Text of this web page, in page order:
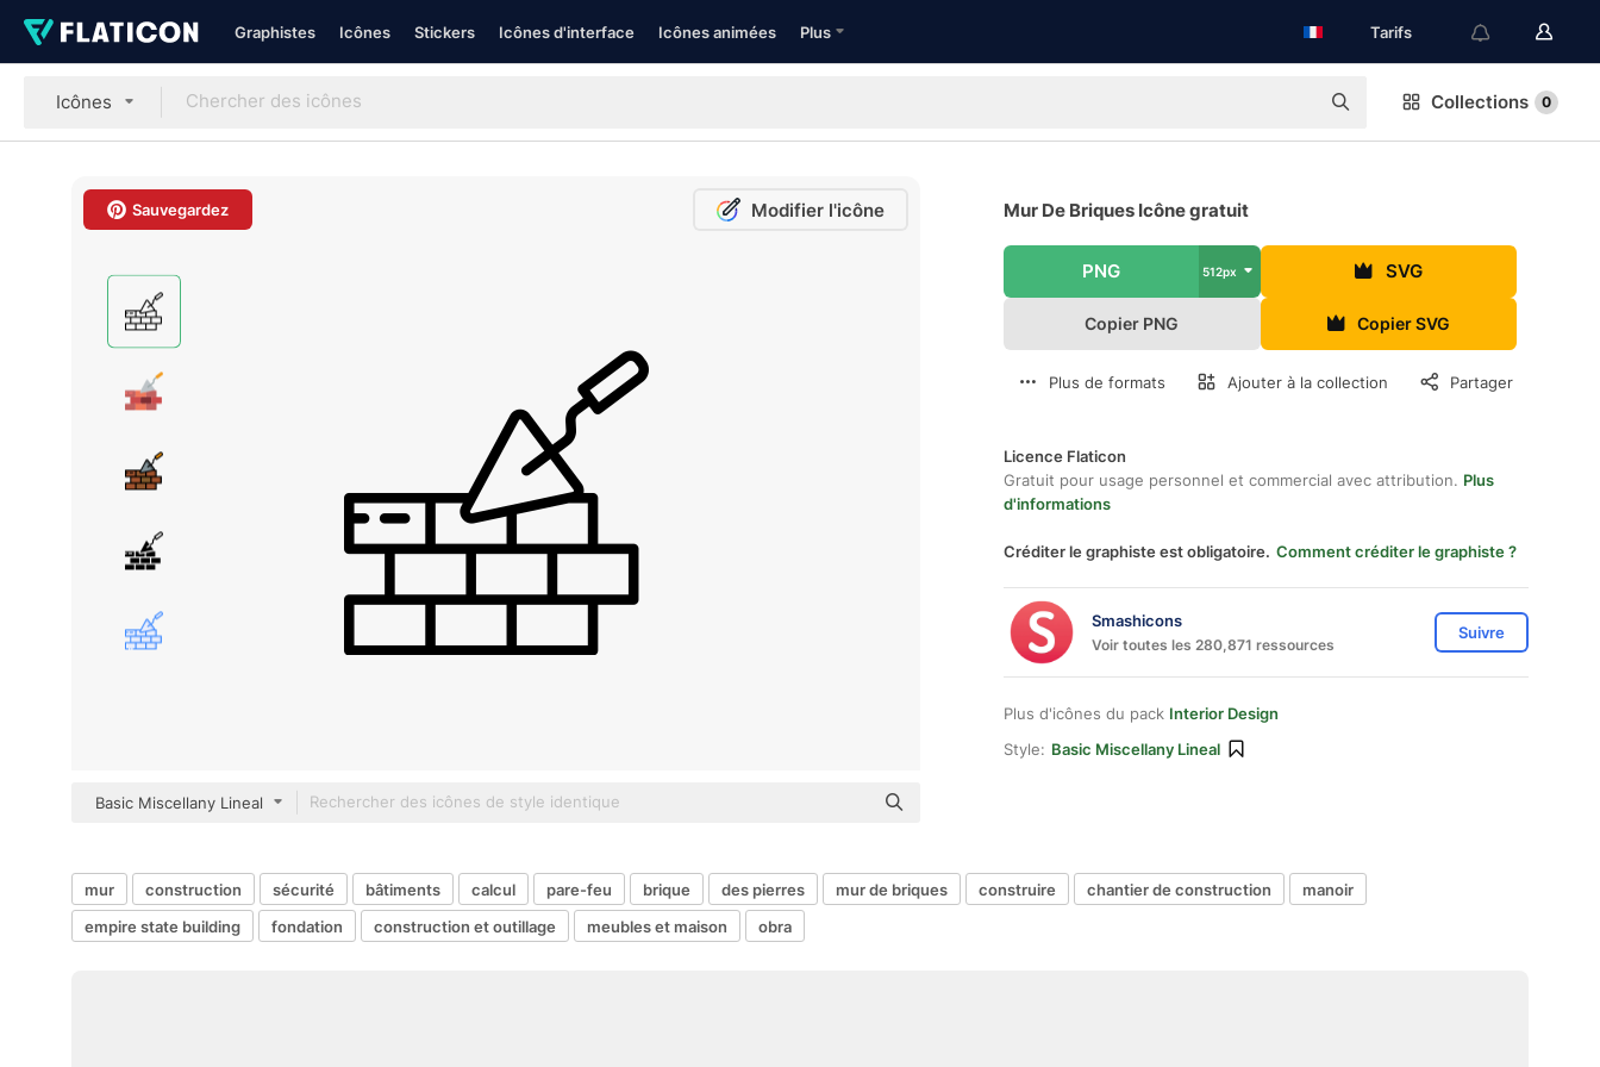
Graphistes Icônes Stickers Icônes d'interface Icônes animées Plus Tarifs
Icônes Collections 0
Sauvegardez Modifier l'icône
Basic Miscellany Lineal
Mur De Briques Icône gratuit
PNG 512px SVG
Copier PNG Copier SVG
Plus de formats Ajouter à la collection Partager
Licence Flaticon
Gratuit pour usage personnel et commercial avec attribution. Plus
d'informations
Créditer le graphiste est obligatoire. Comment créditer le graphiste ?
Smashicons
Voir toutes les 280,871 ressources
Suivre
Plus d'icônes du pack Interior Design
Style: Basic Miscellany Lineal
mur construction sécurité bâtiments calcul pare-feu brique des pierres mur de briques construire chantier de construction
manoir
empire state building
fondation construction et outillage meubles et maison obra